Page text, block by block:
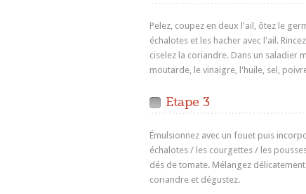
Pelez, coupez en deux l'ail, ôtez le
échalotes et les hacher avec l'ail.
ciselez la coriandre. Dans un saladier
moutarde, le vinaigre, l'huile, sel,
Etape 3
Émulsionnez avec un fouet puis
échalotes / les courgettes / les
dés de tomate. Mélangez
coriandre et dégustez.